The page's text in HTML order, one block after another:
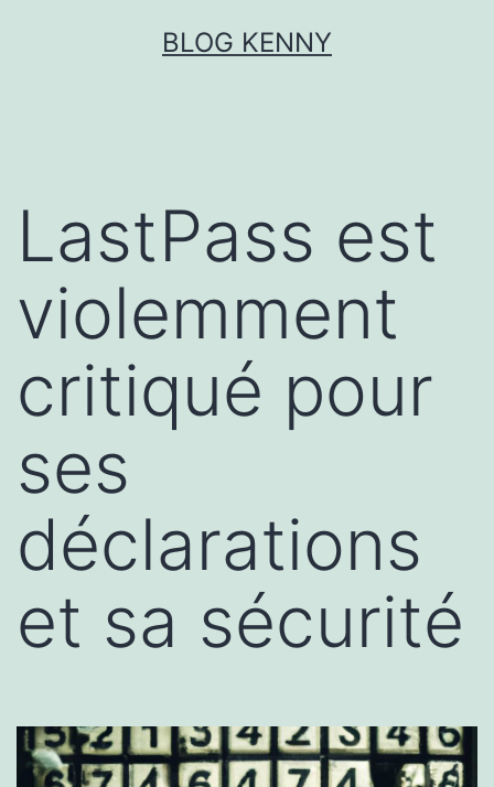
BLOG KENNY
LastPass est
violemment
critiqué pour
ses
déclarations
et sa sécurité